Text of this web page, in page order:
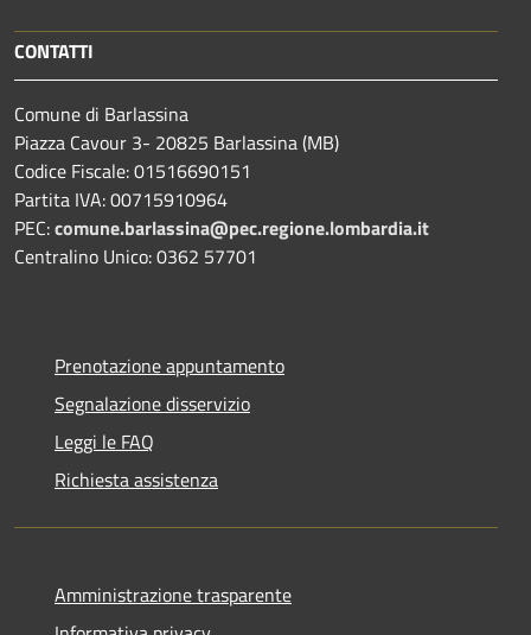
CONTATTI
Comune di Barlassina
Piazza Cavour 3- 20825 Barlassina (MB)
Codice Fiscale: 01516690151
Partita IVA: 00715910964
PEC:comune.barlassina@pec.regione.lombardia.it
Centralino Unico: 0362 57701
Prenotazione appuntamento
Segnalazione disservizio
Leggi le FAQ
Richiesta assistenza
Amministrazione trasparente